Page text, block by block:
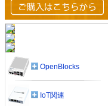
OpenBlocks
IoT関連